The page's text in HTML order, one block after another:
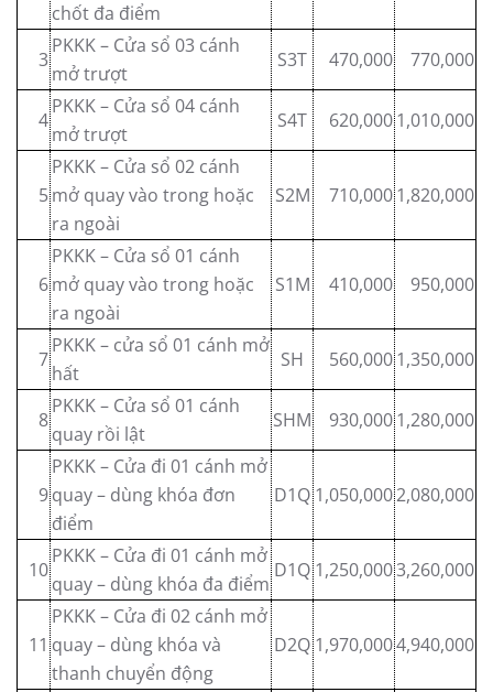
chốt đa điểm
3
PKKK – Cửa sổ 03 cánh
mở trượt
S3T 470,000 770,000
4
PKKK – Cửa sổ 04 cánh
mở trượt
S4T 620,0001,010,000
5
PKKK – Cửa sổ 02 cánh
mở quay vào trong hoặc
ra ngoài
S2M 710,0001,820,000
6
PKKK – Cửa sổ 01 cánh
mở quay vào trong hoặc
ra ngoài
S1M 410,000 950,000
7
PKKK – cửa sổ 01 cánh mở
hất
SH 560,0001,350,000
8
PKKK – Cửa sổ 01 cánh
quay rồi lật
SHM 930,0001,280,000
9
PKKK – Cửa đi 01 cánh mở
quay – dùng khóa đơn
điểm
D1Q 1,050,0002,080,000
10
PKKK – Cửa đi 01 cánh mở
quay – dùng khóa đa điểm
D1Q 1,250,0003,260,000
11
PKKK – Cửa đi 02 cánh mở
quay – dùng khóa và
thanh chuyển động
D2Q 1,970,0004,940,000